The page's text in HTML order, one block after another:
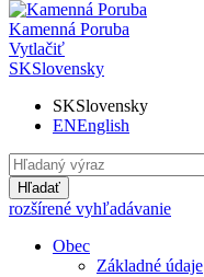
Kamenná Poruba
Vytlačiť
SKSlovensky
SKSlovensky
ENEnglish
Hľadať
rozšírené vyhľadávanie
Obec
Základné údaje